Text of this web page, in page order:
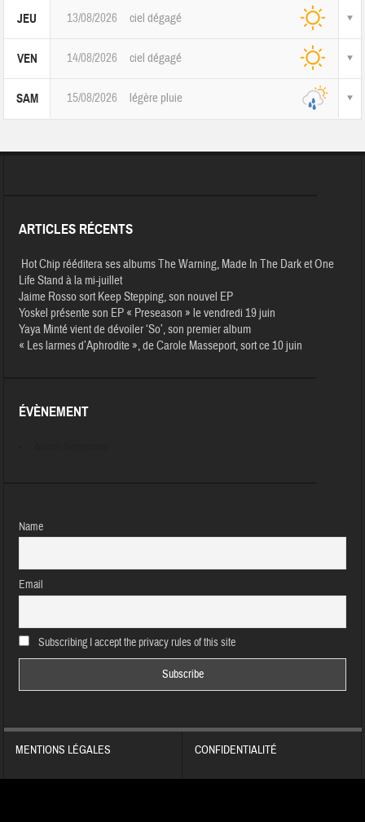
JEU 13/08/2026 ciel dégagé
VEN 14/08/2026 ciel dégagé
SAM 15/08/2026 légère pluie
ARTICLES RÉCENTS
Hot Chip rééditera ses albums The Warning, Made In The Dark et One
Life Stand à la mi-juillet
Jaime Rosso sort Keep Stepping, son nouvel EP
Yoskel présente son EP « Preseason » le vendredi 19 juin
Yaya Minté vient de dévoiler ‘So’, son premier album
« Les larmes d’Aphrodite », de Carole Masseport, sort ce 10 juin
ÉVÈNEMENT
Name
Email
Subscribing I accept the privacy rules of this site
MENTIONS LÉGALES CONFIDENTIALITÉ